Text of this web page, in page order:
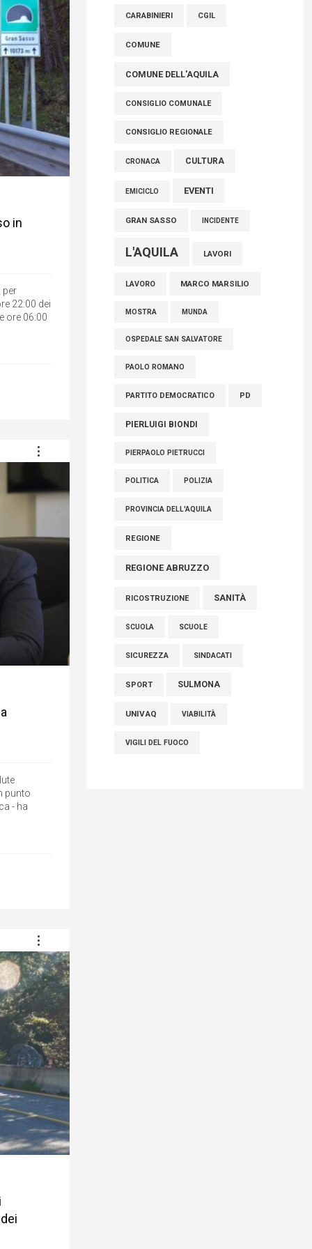
in
per
22:00 dei
ore 06:00
punto
- ha
tra cui molti abruzzesi"
06 Agosto 2026
CARABINIERI CGIL
COMUNE
COMUNE DELL'AQUILA
CONSIGLIO COMUNALE
CONSIGLIO REGIONALE
CRONACA CULTURA
EMICICLO EVENTI
GRAN SASSO INCIDENTE
L'AQUILA LAVORI
LAVORO MARCO MARSILIO
MOSTRA MUNDA
OSPEDALE SAN SALVATORE
PAOLO ROMANO
PARTITO DEMOCRATICO PD
PIERLUIGI BIONDI
PIERPAOLO PIETRUCCI
POLITICA POLIZIA
PROVINCIA DELL'AQUILA
REGIONE
REGIONE ABRUZZO
RICOSTRUZIONE SANITÀ
SCUOLA SCUOLE
SICUREZZA SINDACATI
SPORT SULMONA
UNIVAQ VIABILITÀ
VIGILI DEL FUOCO